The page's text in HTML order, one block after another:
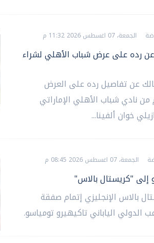
الجمعة، 07 اغسطس 2026 11:32 م
رده على عرض شباب الأهلي لشراء
عن تفاصيل رده على العرض
نادي شباب الأهلي الإماراتي
خوان ألفينا...
الجمعة، 07 اغسطس 2026 08:45 م
إلى "كريستال بالاس"
بالاس الإنجليزي إتمام صفقة
الدولي الياباني تاكيهيرو تومياسو.